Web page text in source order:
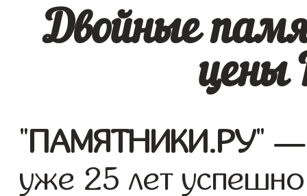
Двойные
цены
"ПАМЯТНИКИ.РУ" —
уже 25 лет